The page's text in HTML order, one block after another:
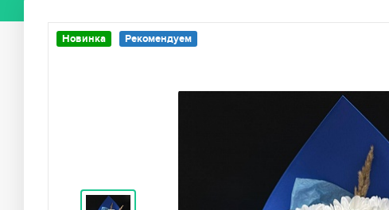
Новинка
Рекомендуем